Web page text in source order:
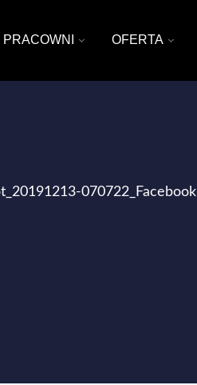
PRACOWNI OFERTA
070722_Facebook